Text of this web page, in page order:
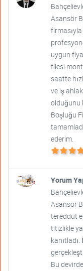
Asansör
uygun
filesi
saatte
ve iş
olduğunu
Boşluğu
ederim.
Yorum
Asansör
tereddüt
titizlikle
Bu